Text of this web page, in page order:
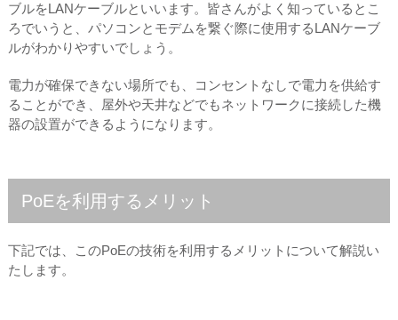
ブルをLANケーブルといいます。皆さんがよく知っているとこ
ろでいうと、パソコンとモデムを繋ぐ際に使用するLANケーブ
ルがわかりやすいでしょう。
電力が確保できない場所でも、コンセントなしで電力を供給す
ることができ、屋外や天井などでもネットワークに接続した機
器の設置ができるようになります。
PoEを利用するメリット
下記では、このPoEの技術を利用するメリットについて解説い
たします。